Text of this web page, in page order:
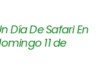
Día De Safari En
11 de